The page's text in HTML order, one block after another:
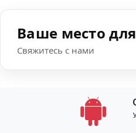
Ваше место
Свяжитесь с нами